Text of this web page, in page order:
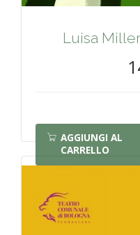
Luisa
AGGIUNGI AL
CARRELLO